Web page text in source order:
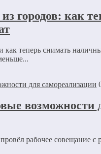
городов: как
как теперь снимать
возможности
рабочее совещание с